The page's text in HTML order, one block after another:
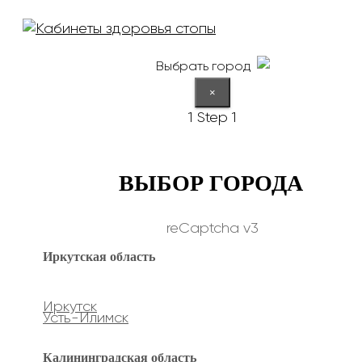
Выбрать город
×
1 Step 1
ВЫБОР ГОРОДА
reCaptcha v3
Иркутская область
Иркутск
Усть-Илимск
Калининградская область